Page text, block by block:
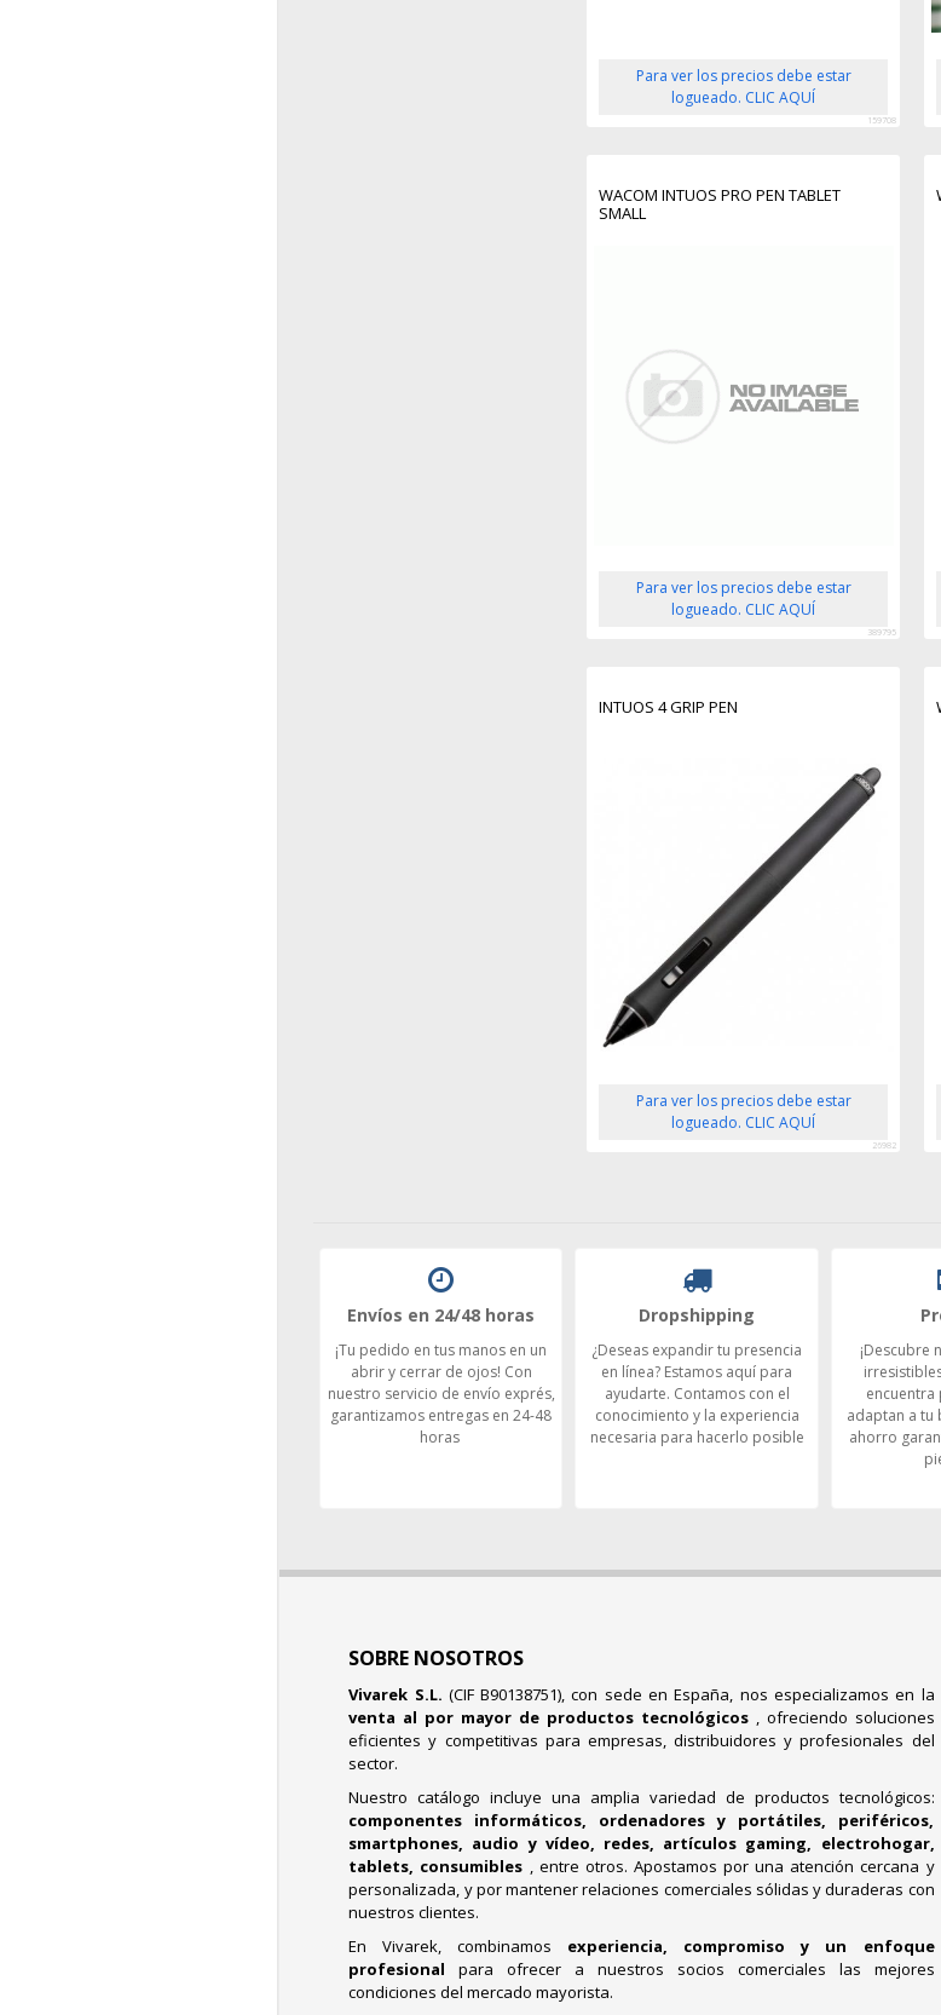
Para ver los precios debe estar
logueado. CLIC AQUÍ
159708
WACOM INTUOS PRO PEN TABLET
SMALL
Para ver los precios debe estar
logueado. CLIC AQUÍ
389795
INTUOS 4 GRIP PEN
Para ver los precios debe estar
logueado. CLIC AQUÍ
26982
Envíos en 24/48 horas
¡Tu pedido en tus manos en un
abrir y cerrar de ojos! Con
nuestro servicio de envío exprés,
garantizamos entregas en 24-48
horas
Dropshipping
¿Deseas expandir tu presencia
en línea? Estamos aquí para
ayudarte. Contamos con el
conocimiento y la experiencia
necesaria para hacerlo posible
¡Descubre
encuentra
adaptan a tu
ahorro
SOBRE NOSOTROS
Vivarek S.L. (CIF B90138751), con sede en España, nos especializamos en la
venta al por mayor de productos tecnológicos
, ofreciendo soluciones
eficientes y competitivas para empresas, distribuidores y profesionales del
sector.
Nuestro catálogo incluye una amplia variedad de productos tecnológicos:
componentes informáticos, ordenadores y portátiles, periféricos,
smartphones, audio y vídeo, redes, artículos gaming, electrohogar,
tablets, consumibles
, entre otros. Apostamos por una atención cercana y
personalizada, y por mantener relaciones comerciales sólidas y duraderas con
nuestros clientes.
En Vivarek, combinamos experiencia, compromiso y un enfoque
profesionalpara ofrecer a nuestros socios comerciales las mejores
condiciones del mercado mayorista.